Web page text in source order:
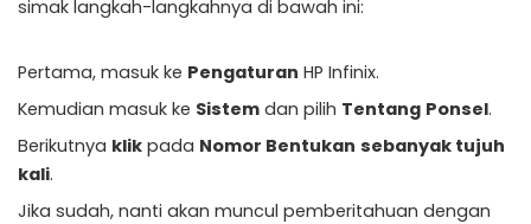
simak langkah-langkahnya di bawah ini:
Pertama, masuk ke Pengaturan HP Infinix.
Kemudian masuk ke Sistem dan pilih Tentang Ponsel.
Berikutnya klik pada Nomor Bentukan sebanyak tujuh
kali.
Jika sudah, nanti akan muncul pemberitahuan dengan